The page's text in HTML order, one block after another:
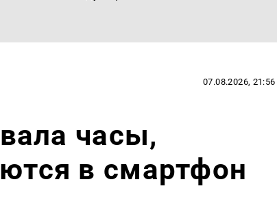
07.08.2026, 21:56
часы,
в смартфон